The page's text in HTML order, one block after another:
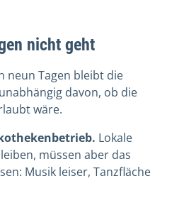
nicht geht
neun Tagen bleibt die
davon, ob die
wäre.
Lokale
müssen aber das
Musik leiser, Tanzfläche